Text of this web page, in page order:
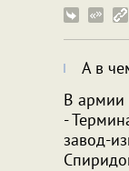
А в
В армии
-
завод-